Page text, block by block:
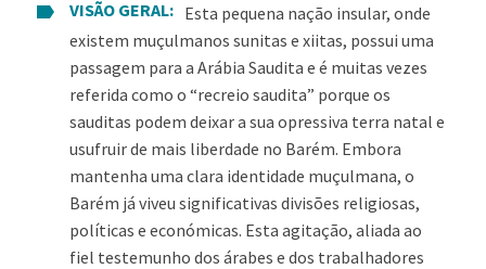
VISÃO GERAL: Esta pequena nação insular, onde
existem muçulmanos sunitas e xiitas, possui uma
passagem para a Arábia Saudita e é muitas vezes
referida como o “recreio saudita” porque os
sauditas podem deixar a sua opressiva terra natal e
usufruir de mais liberdade no Barém. Embora
mantenha uma clara identidade muçulmana, o
Barém já viveu significativas divisões religiosas,
políticas e económicas. Esta agitação, aliada ao
fiel testemunho dos árabes e dos trabalhadores